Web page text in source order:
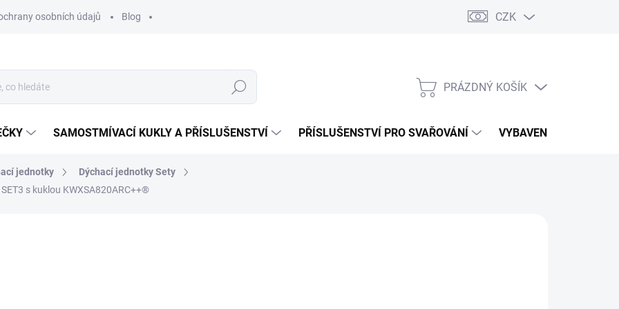
osobních údajů Blog CZK
Hledat
NÁKUPNÍ
PRÁZDNÝ KOŠÍK
SAMOSTMÍVACÍ KUKLY A PŘÍSLUŠENSTVÍ PŘÍSLUŠENSTVÍ PRO SVAŘOVÁNÍ VYBAVENÍ DÍLNY PRO
jednotky
Dýchací jednotky Sety
s kuklou KWXSA820ARC++®